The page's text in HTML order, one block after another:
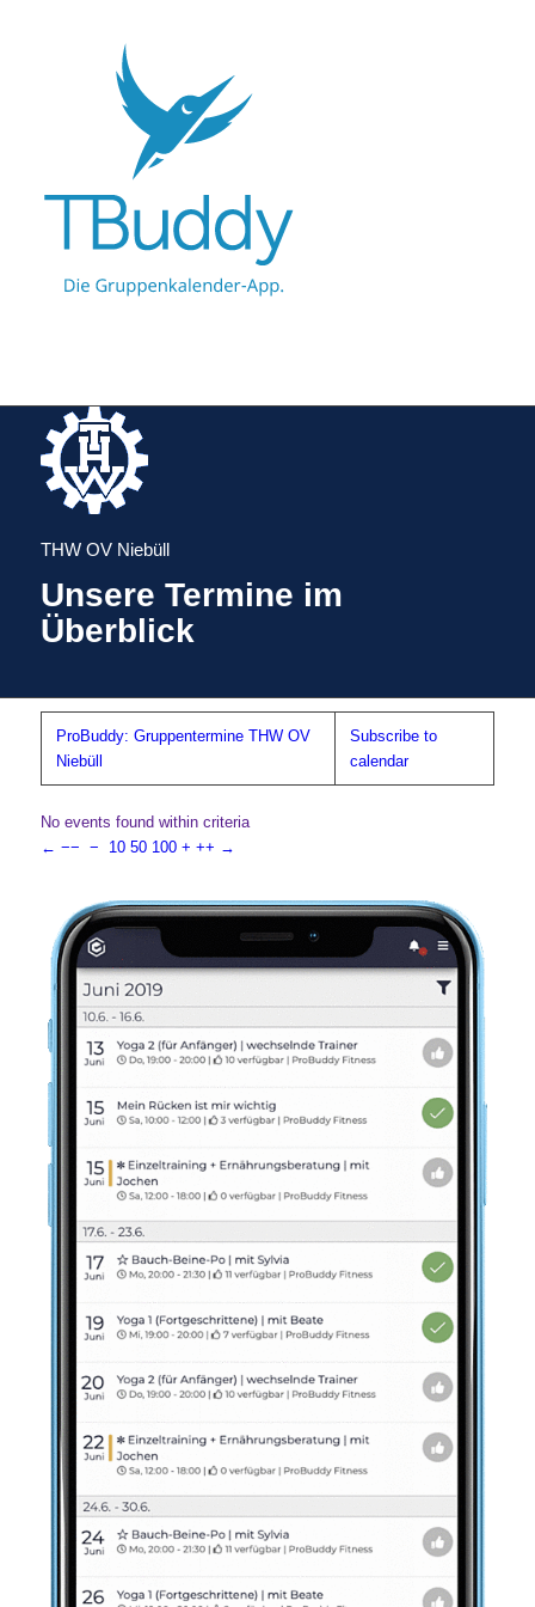
THW OV Niebüll
Unsere Termine im
Überblick
ProBuddy: Gruppentermine THW OV
Niebüll
Subscribe to
calendar
No events found within criteria
← −− − 10 50 100 + ++ →